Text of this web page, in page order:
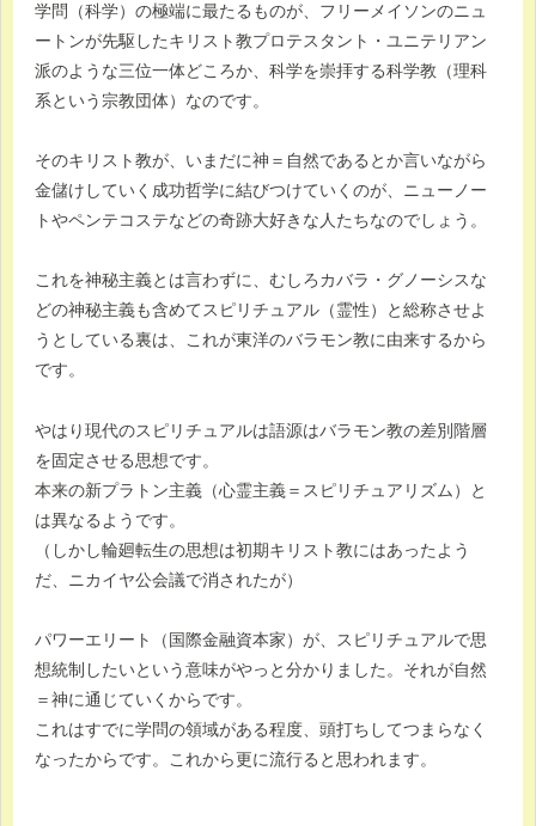
学問（科学）の極端に最たるものが、フリーメイソンのニュ
ートンが先駆したキリスト教プロテスタント・ユニテリアン
派のような三位一体どころか、科学を崇拝する科学教（理科
系という宗教団体）なのです。
そのキリスト教が、いまだに神＝自然であるとか言いながら
金儲けしていく成功哲学に結びつけていくのが、ニューノー
トやペンテコステなどの奇跡大好きな人たちなのでしょう。
これを神秘主義とは言わずに、むしろカバラ・グノーシスな
どの神秘主義も含めてスピリチュアル（霊性）と総称させよ
うとしている裏は、これが東洋のバラモン教に由来するから
です。
やはり現代のスピリチュアルは語源はバラモン教の差別階層
を固定させる思想です。
本来の新プラトン主義（心霊主義＝スピリチュアリズム）と
は異なるようです。
（しかし輪廻転生の思想は初期キリスト教にはあったよう
だ、ニカイヤ公会議で消されたが）
パワーエリート（国際金融資本家）が、スピリチュアルで思
想統制したいという意味がやっと分かりました。それが自然
＝神に通じていくからです。
これはすでに学問の領域がある程度、頭打ちしてつまらなく
なったからです。これから更に流行ると思われます。